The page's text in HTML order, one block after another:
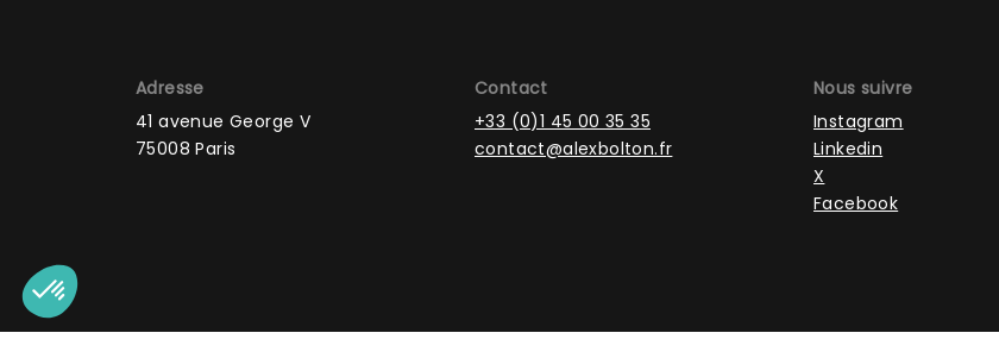
Adresse
41 avenue George V
75008 Paris
Contact
+33 (0)1 45 00 35 35
contact@alexbolton.fr
Nous suivre
Instagram
Linkedin
X
Facebook